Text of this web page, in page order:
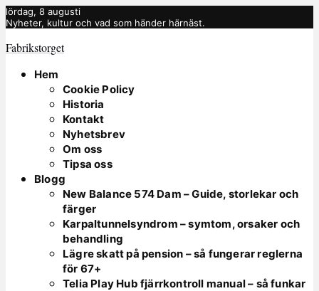
lördag, 8 augusti
Nyheter, kultur och vad som händer härnäst.
Fabrikstorget
Hem
Cookie Policy
Historia
Kontakt
Nyhetsbrev
Om oss
Tipsa oss
Blogg
New Balance 574 Dam – Guide, storlekar och
färger
Karpaltunnelsyndrom – symtom, orsaker och
behandling
Lägre skatt på pension – så fungerar reglerna
för 67+
Telia Play Hub fjärrkontroll manual – så funkar